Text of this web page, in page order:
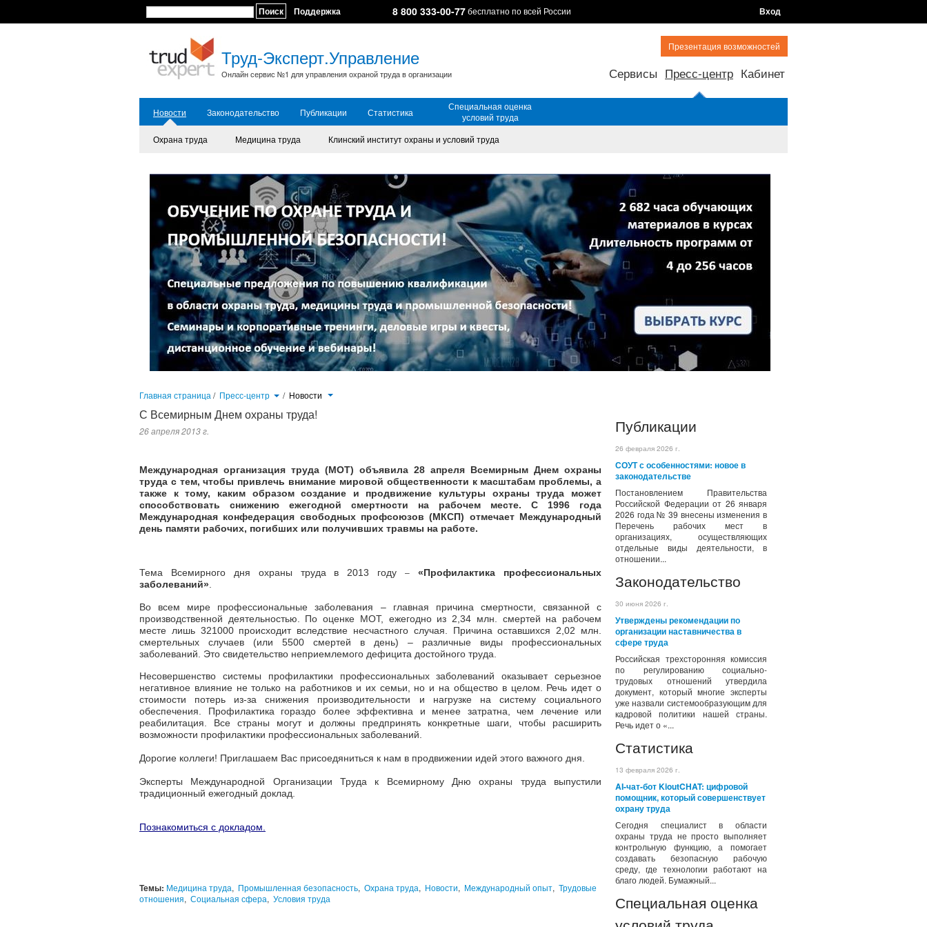
Поиск Поддержка 8 800 333-00-77бесплатно по всей России Вход
Труд-Эксперт.Управление
Онлайн сервис №1 для управления охраной труда в организации
Презентация возможностей
Сервисы Пресс-центр Кабинет
Новости Законодательство Публикации Статистика
Специальная оценка
условий труда
Охрана труда
Медицина труда Клинский институт охраны и условий труда
Главная страница / Пресс-центр / Новости
Публикации
26 февраля 2026 г.
СОУТ с особенностями: новое в
законодательстве
Постановлением Правительства
Российской Федерации от 26 января
2026 года № 39 внесены изменения в
Перечень рабочих мест в
организациях, осуществляющих
отдельные виды деятельности, в
отношении...
Законодательство
30 июня 2026 г.
Утверждены рекомендации по
организации наставничества в
сфере труда
Российская трехсторонняя комиссия
по регулированию социально-
трудовых отношений утвердила
документ, который многие эксперты
уже назвали системообразующим для
кадровой политики нашей страны.
Речь идет о «...
Статистика
13 февраля 2026 г.
AI-чат-бот KioutCHAT: цифровой
помощник, который совершенствует
охрану труда
Сегодня специалист в области
охраны труда не просто выполняет
контрольную функцию, а помогает
создавать безопасную рабочую
среду, где технологии работают на
благо людей. Бумажный...
Специальная оценка
С Всемирным Днем охраны труда!
26 апреля 2013 г.
Международная организация труда (МОТ) объявила 28 апреля Всемирным Днем охраны
труда с тем, чтобы привлечь внимание мировой общественности к масштабам проблемы, а
также к тому, каким образом создание и продвижение культуры охраны труда может
способствовать снижению ежегодной смертности на рабочем месте. С 1996 года
Международная конфедерация свободных профсоюзов (МКСП) отмечает Международный
день памяти рабочих, погибших или получивших травмы на работе.
Тема Всемирного дня охраны труда в 2013 году–
«Профилактика профессиональных
заболеваний».
Во всем мире профессиональные заболевания – главная причина смертности, связанной с
производственной деятельностью. По оценке МОТ, ежегодно из 2,34 млн. смертей на рабочем
месте лишь 321000 происходит вследствие несчастного случая. Причина оставшихся 2,02 млн.
смертельных случаев (или 5500 смертей в день) – различные виды профессиональных
заболеваний. Это свидетельство неприемлемого дефицита достойного труда.
Несовершенство системы профилактики профессиональных заболеваний оказывает серьезное
негативное влияние не только на работников и их семьи, но и на общество в целом. Речь идет о
стоимости потерь из-за снижения производительности и нагрузке на систему социального
обеспечения. Профилактика гораздо более эффективна и менее затратна, чем лечение или
реабилитация. Все страны могут и должны предпринять конкретные шаги, чтобы расширить
возможности профилактики профессиональных заболеваний.
Дорогие коллеги! Приглашаем Вас присоедяниться к нам в продвижении идей этого важного дня.
Эксперты Международной Организации Труда к Всемирному Дню охраны труда выпустили
традиционный ежегодный доклад.
Познакомиться с докладом.
Темы: Медицина труда, Промышленная безопасность, Охрана труда, Новости, Международный опыт, Трудовые
отношения, Социальная сфера, Условия труда